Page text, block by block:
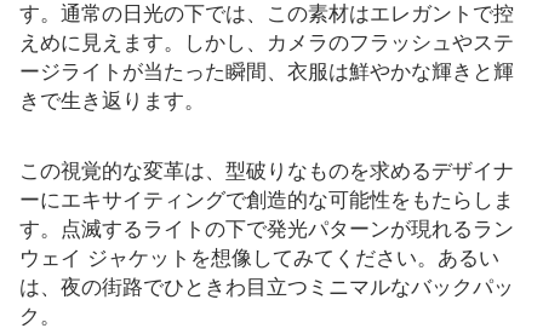
す。通常の日光の下では、この素材はエレガントで控
えめに見えます。しかし、カメラのフラッシュやステ
ージライトが当たった瞬間、衣服は鮮やかな輝きと輝
きで生き返ります。
この視覚的な変革は、型破りなものを求めるデザイナ
ーにエキサイティングで創造的な可能性をもたらしま
す。点滅するライトの下で発光パターンが現れるラン
ウェイ ジャケットを想像してみてください。あるい
は、夜の街路でひときわ目立つミニマルなバックパッ
ク。